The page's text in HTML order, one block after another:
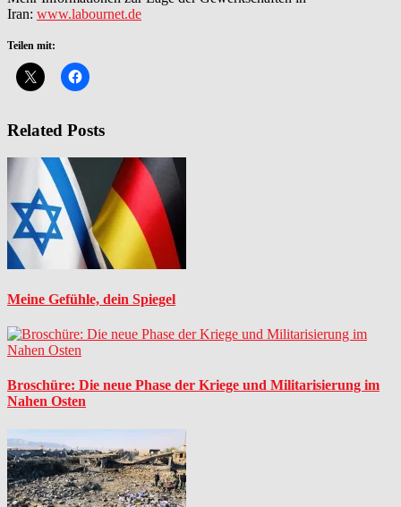
Iran: www.labournet.de
Teilen mit:
Related Posts
Meine Gefühle, dein Spiegel
Broschüre: Die neue Phase der Kriege und Militarisierung im
Nahen Osten